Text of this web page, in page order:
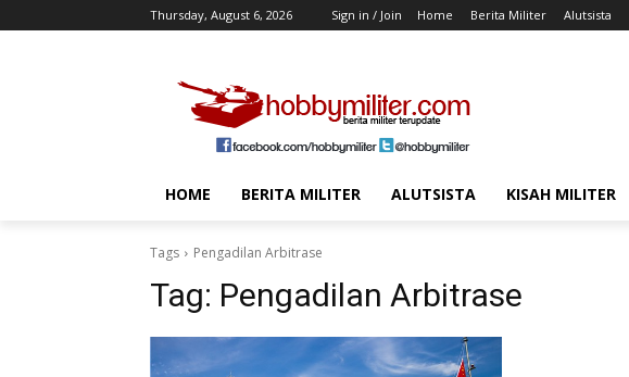
Thursday, August 6, 2026 Sign in / Join Home Berita Militer Alutsista
HOME BERITA MILITER ALUTSISTA KISAH MILITER
Tags Pengadilan Arbitrase
Tag: Pengadilan Arbitrase